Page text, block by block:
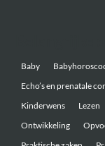
Baby
Echo’s en prenatale
Kinderwens
Lezen
Ontwikkeling